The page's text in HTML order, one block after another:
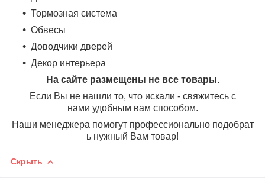
Тормозная система
Обвесы
Доводчики дверей
Декор интерьера
На сайте размещены не все товары.
Если Вы не нашли то, что искали - свяжитесь с
нами удобным вам способом.
Наши менеджера помогут профессионально подобрат
ь нужный Вам товар!
Скрыть